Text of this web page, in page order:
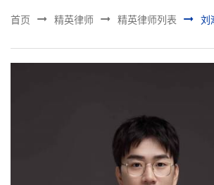
首页  精英律师  精英律师列表  刘